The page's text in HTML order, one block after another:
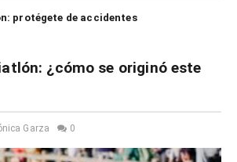
protégete de accidentes
¿cómo se originó este
Garza 0